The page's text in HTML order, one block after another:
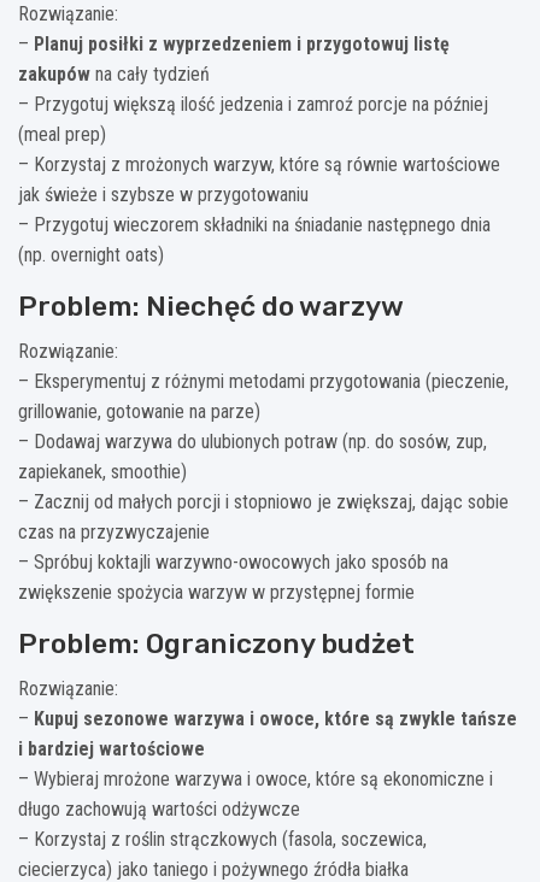
Rozwiązanie:
– Planuj posiłki z wyprzedzeniem i przygotowuj listę
zakupów na cały tydzień
– Przygotuj większą ilość jedzenia i zamroź porcje na później
(meal prep)
– Korzystaj z mrożonych warzyw, które są równie wartościowe
jak świeże i szybsze w przygotowaniu
– Przygotuj wieczorem składniki na śniadanie następnego dnia
(np. overnight oats)
Problem: Niechęć do warzyw
Rozwiązanie:
– Eksperymentuj z różnymi metodami przygotowania (pieczenie,
grillowanie, gotowanie na parze)
– Dodawaj warzywa do ulubionych potraw (np. do sosów, zup,
zapiekanek, smoothie)
– Zacznij od małych porcji i stopniowo je zwiększaj, dając sobie
czas na przyzwyczajenie
– Spróbuj koktajli warzywno-owocowych jako sposób na
zwiększenie spożycia warzyw w przystępnej formie
Problem: Ograniczony budżet
Rozwiązanie:
– Kupuj sezonowe warzywa i owoce, które są zwykle tańsze
i bardziej wartościowe
– Wybieraj mrożone warzywa i owoce, które są ekonomiczne i
długo zachowują wartości odżywcze
– Korzystaj z roślin strączkowych (fasola, soczewica,
ciecierzyca) jako taniego i pożywnego źródła białka